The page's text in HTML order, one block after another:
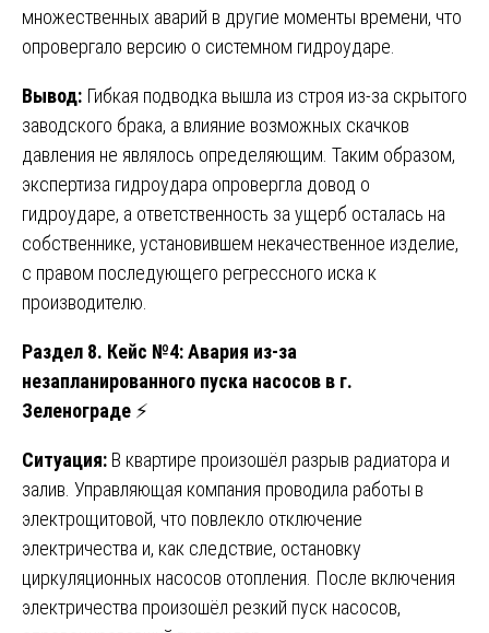
множественных аварий в другие моменты времени, что
опровергало версию о системном гидроударе.
Вывод: Гибкая подводка вышла из строя из-за скрытого
заводского брака, а влияние возможных скачков
давления не являлось определяющим. Таким образом,
экспертиза гидроудара опровергла довод о
гидроударе, а ответственность за ущерб осталась на
собственнике, установившем некачественное изделие,
с правом последующего регрессного иска к
производителю.
Раздел 8. Кейс №4: Авария из-за
незапланированного пуска насосов в г.
Зеленограде ⚡
Ситуация: В квартире произошёл разрыв радиатора и
залив. Управляющая компания проводила работы в
электрощитовой, что повлекло отключение
электричества и, как следствие, остановку
циркуляционных насосов отопления. После включения
электричества произошёл резкий пуск насосов,